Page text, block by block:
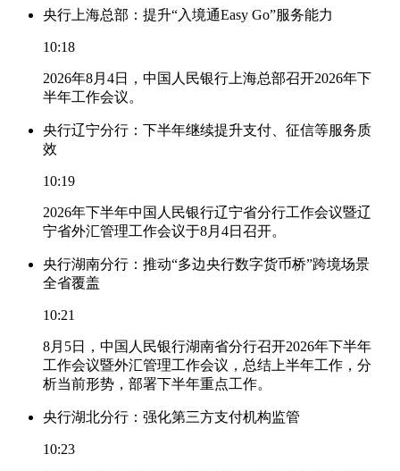
央行上海总部：提升“入境通Easy Go”服务能力
10:18
2026年8月4日，中国人民银行上海总部召开2026年下
半年工作会议。
央行辽宁分行：下半年继续提升支付、征信等服务质
效
10:19
2026年下半年中国人民银行辽宁省分行工作会议暨辽
宁省外汇管理工作会议于8月4日召开。
央行湖南分行：推动“多边央行数字货币桥”跨境场景
全省覆盖
10:21
8月5日，中国人民银行湖南省分行召开2026年下半年
工作会议暨外汇管理工作会议，总结上半年工作，分
析当前形势，部署下半年重点工作。
央行湖北分行：强化第三方支付机构监管
10:23